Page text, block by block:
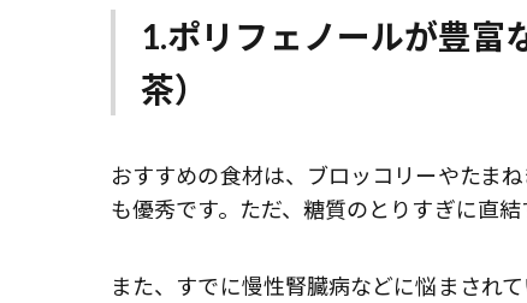
1.ポリフェノールが豊富
茶）
おすすめの食材は、ブロッコリーやたま
も優秀です。ただ、糖質のとりすぎに直
また、すでに慢性腎臓病などに悩まされ